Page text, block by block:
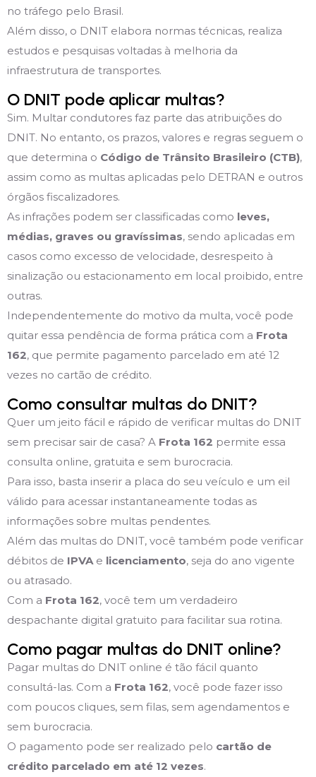
no tráfego pelo Brasil.
Além disso, o DNIT elabora normas técnicas, realiza
estudos e pesquisas voltadas à melhoria da
infraestrutura de transportes.
O DNIT pode aplicar multas?
Sim. Multar condutores faz parte das atribuições do
DNIT. No entanto, os prazos, valores e regras seguem o
que determina o Código de Trânsito Brasileiro (CTB),
assim como as multas aplicadas pelo DETRAN e outros
órgãos fiscalizadores.
As infrações podem ser classificadas como leves,
médias, graves ou gravíssimas, sendo aplicadas em
casos como excesso de velocidade, desrespeito à
sinalização ou estacionamento em local proibido, entre
outras.
Independentemente do motivo da multa, você pode
quitar essa pendência de forma prática com a Frota
162, que permite pagamento parcelado em até 12
vezes no cartão de crédito.
Como consultar multas do DNIT?
Quer um jeito fácil e rápido de verificar multas do DNIT
sem precisar sair de casa? A Frota 162 permite essa
consulta online, gratuita e sem burocracia.
Para isso, basta inserir a placa do seu veículo e um eil
válido para acessar instantaneamente todas as
informações sobre multas pendentes.
Além das multas do DNIT, você também pode verificar
débitos de IPVA e licenciamento, seja do ano vigente
ou atrasado.
Com a Frota 162, você tem um verdadeiro
despachante digital gratuito para facilitar sua rotina.
Como pagar multas do DNIT online?
Pagar multas do DNIT online é tão fácil quanto
consultá-las. Com a Frota 162, você pode fazer isso
com poucos cliques, sem filas, sem agendamentos e
sem burocracia.
O pagamento pode ser realizado pelo cartão de
crédito parcelado em até 12 vezes.